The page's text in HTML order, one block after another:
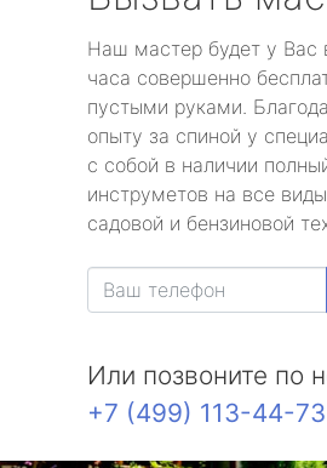
Наш мастер будет у Вас
часа совершенно
пустыми руками.
опыту за спиной у
с собой в наличии
инструметов на все
садовой и бензиновой
Или позвоните по
+7 (499) 113-44-73